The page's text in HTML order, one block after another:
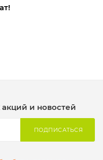
и новостей
ПОДПИСАТЬСЯ